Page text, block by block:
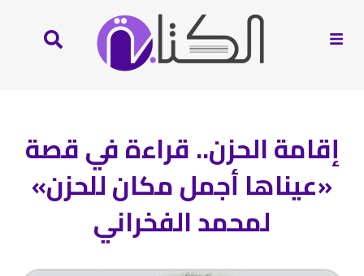
إقامة الحزن.. قراءة في قصة
«عيناها أجمل مكان للحزن»
لمحمد الفخراني